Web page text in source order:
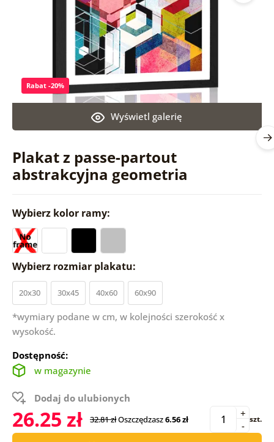
Plakat z passe-partout
abstrakcyjna geometria
Wyświetl galerię
Rabat -20%
Wybierz kolor ramy:
Wybierz rozmiar plakatu:
20x30 30x45 40x60 60x90
*wymiary podane w cm, w kolejności szerokość x
wysokość.
Dostępność:
w magazynie
Dodaj do ulubionych
26.25 zł 32.81 złOszczędzasz6.56 zł -
+ szt.